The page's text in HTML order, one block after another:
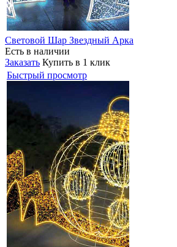
Световой Шар Звездный Арка
Есть в наличии
Заказать Купить в 1 клик
Быстрый просмотр